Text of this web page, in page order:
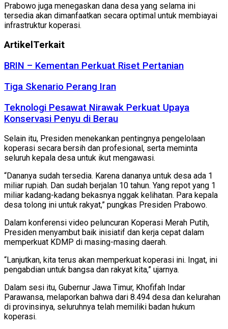
Prabowo juga menegaskan dana desa yang selama ini
tersedia akan dimanfaatkan secara optimal untuk membiayai
infrastruktur koperasi.
Artikel Terkait
BRIN – Kementan Perkuat Riset Pertanian
Tiga Skenario Perang Iran
Teknologi Pesawat Nirawak Perkuat Upaya
Konservasi Penyu di Berau
Selain itu, Presiden menekankan pentingnya pengelolaan
koperasi secara bersih dan profesional, serta meminta
seluruh kepala desa untuk ikut mengawasi.
“Dananya sudah tersedia. Karena dananya untuk desa ada 1
miliar rupiah. Dan sudah berjalan 10 tahun. Yang repot yang 1
miliar kadang-kadang bekasnya nggak kelihatan. Para kepala
desa tolong ini untuk rakyat,” pungkas Presiden Prabowo.
Dalam konferensi video peluncuran Koperasi Merah Putih,
Presiden menyambut baik inisiatif dan kerja cepat dalam
memperkuat KDMP di masing-masing daerah.
“Lanjutkan, kita terus akan memperkuat koperasi ini. Ingat, ini
pengabdian untuk bangsa dan rakyat kita,” ujarnya.
Dalam sesi itu, Gubernur Jawa Timur, Khofifah Indar
Parawansa, melaporkan bahwa dari 8.494 desa dan kelurahan
di provinsinya, seluruhnya telah memiliki badan hukum
koperasi.